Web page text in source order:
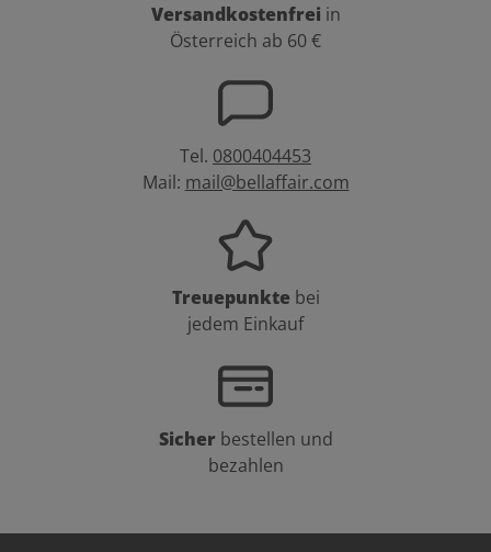
Versandkostenfrei in
Österreich ab 60 €
Tel. 0800404453
Mail: mail@bellaffair.com
Treuepunkte bei
jedem Einkauf
Sicher bestellen und
bezahlen